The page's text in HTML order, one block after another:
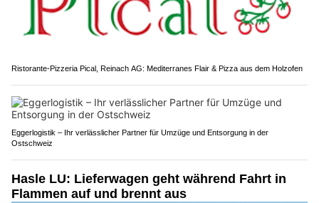
Ristorante-Pizzeria Pical, Reinach AG: Mediterranes Flair & Pizza aus dem Holzofen
Eggerlogistik – Ihr verlässlicher Partner für Umzüge und Entsorgung in der
Ostschweiz
Hasle LU: Lieferwagen geht während Fahrt in
Flammen auf und brennt aus